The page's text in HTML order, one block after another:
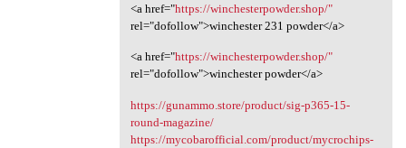
<a href="https://winchesterpowder.shop/"
rel="dofollow">winchester 231 powder</a>
<a href="https://winchesterpowder.shop/"
rel="dofollow">winchester powder</a>
https://gunammo.store/product/sig-p365-15-
round-magazine/
https://mycobarofficial.com/product/mycrochips-